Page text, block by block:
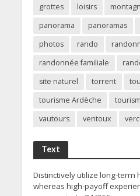
grottes
loisirs
panorama
panoramas
photos
rando
randonnée familiale
site naturel
torrent
tourisme Ardèche
vautours
ventoux
Text
Distinctively utilize long-term
whereas high-payoff